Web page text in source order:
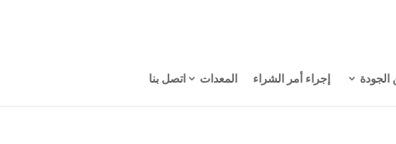
الجودة إجراء أمر الشراء المعدات اتصل بنا